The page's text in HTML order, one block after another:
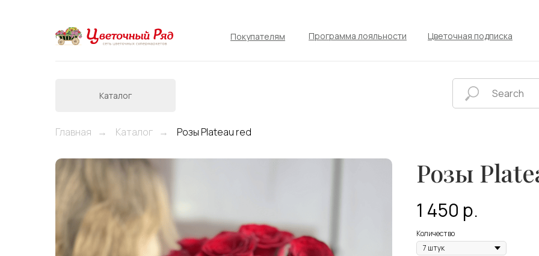
Покупателям Цветочная подписка
Программа лояльности
Каталог
Главная → Каталог → Розы Plateau red
Розы
1 450 р.
Количество